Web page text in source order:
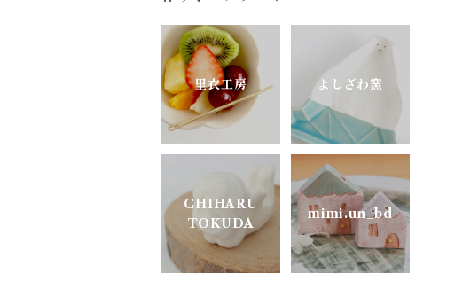
陶房はせがわ
ニシクミ
樋口萌
古谷製陶所
松ヶ岡ガラス
真鍮・アルミ
どうぶつのうつわ
お花のうつわ
里衣工房 よしざわ窯
CHIHARU
TOKUDA
mimi.un_bd